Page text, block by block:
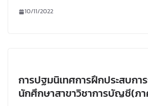
10/11/2022
การปฐมนิเทศการฝึกประสบก
นักศึกษาสาขาวิชาการบัญชี(ภ